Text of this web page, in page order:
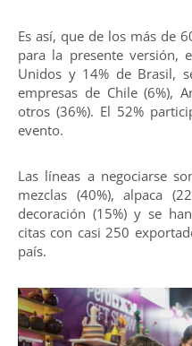
Es así, que de los más de
para la presente versión,
Unidos y 14% de Brasil,
empresas de Chile (6%),
otros (36%). El 52%
evento.
Las líneas a negociarse
mezclas (40%), alpaca
decoración (15%) y se
citas con casi 250
país.